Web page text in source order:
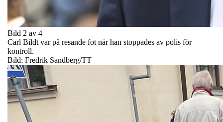
Bild 2 av 4
Carl Bildt var på resande fot när han stoppades av polis för
kontroll.
Bild: Fredrik Sandberg/TT